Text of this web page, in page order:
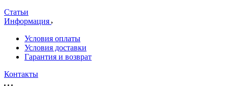
Статьи
Информация
Условия оплаты
Условия доставки
Гарантия и возврат
Контакты